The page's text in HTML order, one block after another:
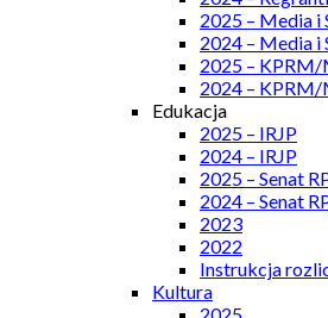
2025 – Media i
2024 – Media i
2025 – KPRM/
2024 – KPRM/
Edukacja
2025 – IRJP
2024 – IRJP
2025 – Senat
2024 – Senat
2023
2022
Instrukcja
Kultura